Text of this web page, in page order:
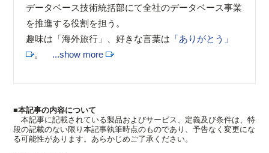
データベース技術統括部にて全社のデータベース事業
を推進する役割を担う。
趣味は「海外旅行」、好きな言葉は 「ありがとう」
。 ...show more
■本記事の内容について
本記事に記載されている製品およびサービス、定義及び条件は、特
段の記載のない限り本記事執筆時点のものであり、予告なく変更にな
る可能性があります。あらかじめご了承ください。